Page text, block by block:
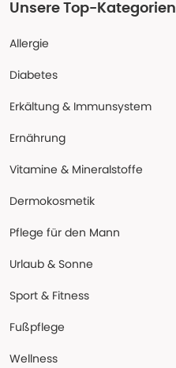
Unsere Top-Kategorien
Allergie
Diabetes
Erkältung & Immunsystem
Ernährung
Vitamine & Mineralstoffe
Dermokosmetik
Pflege für den Mann
Urlaub & Sonne
Sport & Fitness
Fußpflege
Wellness